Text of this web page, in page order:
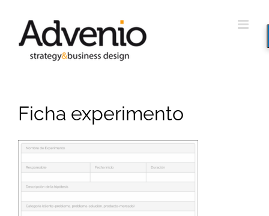
contenido
Ficha experimento